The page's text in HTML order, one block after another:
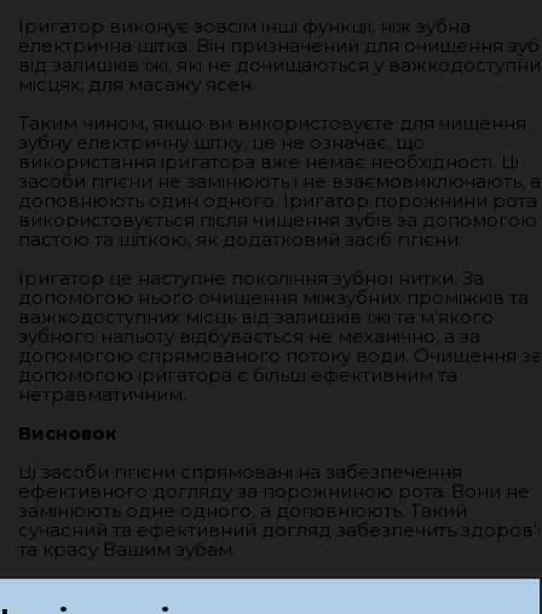
Іригатор виконує зовсім інші функції, ніж зубна
електрична щітка. Він призначений для очищення
від залишків їжі, які не дочищаються у
місцях, для масажу ясен.
Таким чином, якщо ви використовуєте для чищення
зубну електричну щітку, це не означає, що
використання іригатора вже немає необхідності. Ці
засоби гігієни не замінюють і не взаємовиключають, а
доповнюють один одного. Іригатор порожнини рота
використовується після чищення зубів за допомогою
пастою та щіткою, як додатковий засіб гігієни.
Іригатор це наступне покоління зубної нитки. За
допомогою нього очищення міжзубних проміжків та
важкодоступних місць від залишків їжі та м'якого
зубного нальоту відбувається не механічно, а за
допомогою спрямованого потоку води. Очищення за
допомогою іригатора є більш ефективним та
нетравматичним.
Висновок
Ці засоби гігієни спрямовані на забезпечення
ефективного догляду за порожниною рота. Вони не
замінюють одне одного, а доповнюють. Такий
сучасний та ефективний догляд забезпечить
та красу Вашим зубам.